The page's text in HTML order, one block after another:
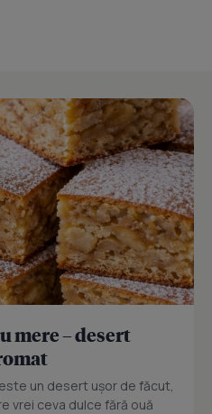
mere – desert
un desert ușor de făcut,
vrei ceva dulce fără ouă